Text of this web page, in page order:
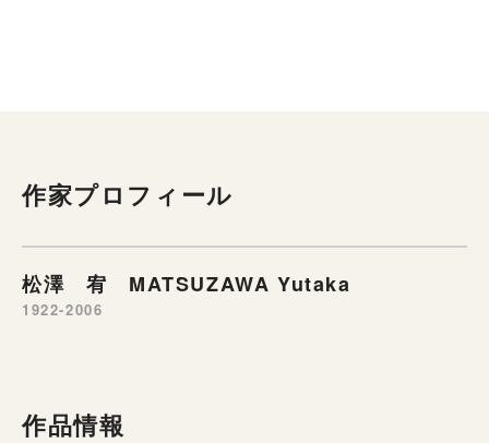
作家プロフィール
松澤 宥 MATSUZAWA Yutaka
1922-2006
作品情報